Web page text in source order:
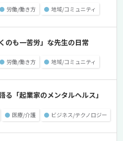
● 労働/働き方 ● 地域/コミュニティ
のも一苦労」な先生の日常
● 労働/働き方 ● 地域/コミュニティ
る「起業家のメンタルヘルス」
● 医療/介護 ● ビジネス/テクノロジー